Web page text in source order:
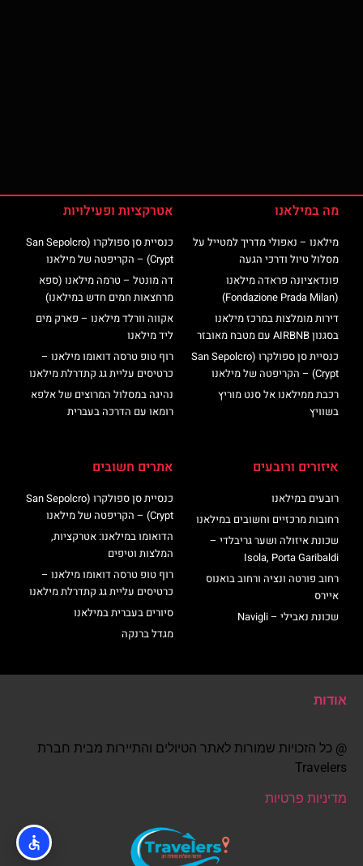
מה במילאנו
מילאנו – נאפולי מדריך למטייל על
מסלול טיול ודרכי הגעה
פונדאציונה פראדה מילאנו
(Fondazione Prada Milan)
דירות מומלצות במרכז מילאנו
בסגנון AIRBNB עם מטבח מאובזר
כנסיית סן ספולקרו (San Sepolcro
Crypt) – הקריפטה של מילאנו
רכבת ממילאנו אל סנט מוריץ
בשוויץ
אטרקציות ופעילויות
כנסיית סן ספולקרו (San Sepolcro
Crypt) – הקריפטה של מילאנו
דה מונטל – טרמה מילאנו (ספא
מרחצאות חמים חדש במילאנו)
אקווה וורלד מילאנו – פארק מים
ליד מילאנו
רוף טופ טרסה דואומו מילאנו –
כרטיסים עליית גג קתדרלת מילאנו
נהיגה במסלול המרוצים של אלפא
רומאו עם הדרכה בעברית
איזורים ורובעים
רובעים במילאנו
רחובות מרכזיים וחשובים במילאנו
שכונת איזולה ושער גריבלדי –
Isola, Porta Garibaldi
רחוב פורטה ונציה ורחוב בואנוס
איירס
שכונת נאבילי – Navigli
אתרים חשובים
כנסיית סן ספולקרו (San Sepolcro
Crypt) – הקריפטה של מילאנו
הדואומו במילאנו: אטרקציות,
המלצות וטיפים
רוף טופ טרסה דואומו מילאנו –
כרטיסים עליית גג קתדרלת מילאנו
סיורים בעברית במילאנו
מגדל ברנקה
אודות
@ כל הזכויות שמורות לאתר הטיולים והתיירות מבית חברת
Travelers
מדיניות פרטיות